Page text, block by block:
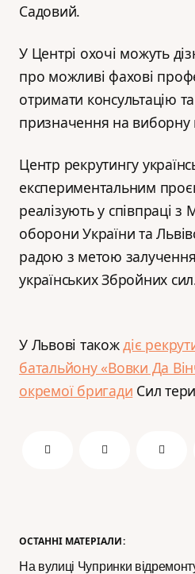
ОСТАННІ МАТЕРІАЛИ:
На вулиці Чупринки
Садовий.
У Центрі охочі можуть
про можливі фахові
отримати консультацію
призначення на виборну
Центр рекрутингу
експериментальним
реалізують у співпраці з
оборони України та
радою з метою
українських Збройних
У Львові такождіє
батальйону «Вовки Да
окремої бригади Сил